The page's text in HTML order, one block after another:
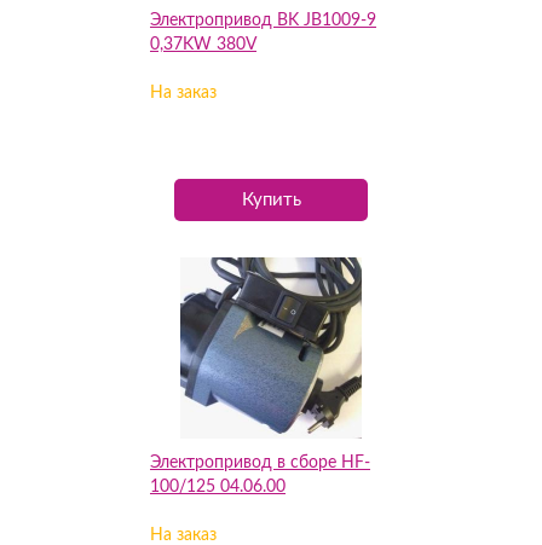
Электропривод BK JB1009-9
0,37KW 380V
На заказ
Купить
Электропривод в сборе HF-
100/125 04.06.00
На заказ